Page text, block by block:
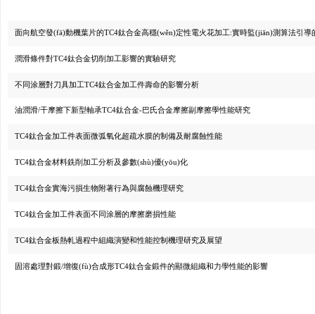
面向航空發(fā)動機葉片的TC4鈦合金高穩(wěn)定性電火花加工:實時監(jiān)測算法引
潤滑條件對TC4鈦合金切削加工影響的實驗研究
不同涂層對刀具加工TC4鈦合金加工件壽命的影響分析
油潤滑/干摩擦下新型軸承TC4鈦合金-巴氏合金摩擦副摩擦學性能研究
TC4鈦合金加工件表面微弧氧化超疏水膜的制備及耐腐蝕性能
TC4鈦合金材料銑削加工分析及參數(shù)優(yōu)化
TC4鈦合金實海污損生物附著行為與腐蝕機理研究
TC4鈦合金加工件表面不同涂層的摩擦磨損性能
TC4鈦合金板熱軋過程中組織演變和性能控制機理研究及展望
固溶處理對鍛/增復(fù)合成形TC4鈦合金鍛件的顯微組織和力學性能的影響